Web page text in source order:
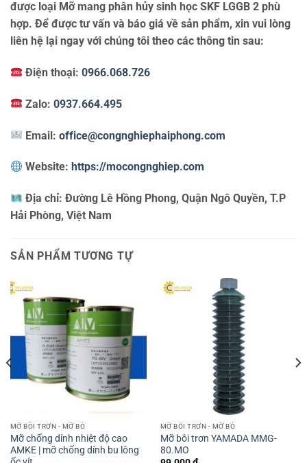
được loại Mỡ mang phân hủy sinh học SKF LGGB 2 phù
hợp. Để được tư vấn và báo giá về sản phẩm, xin vui lòng
liên hệ lại ngay với chúng tôi theo các thông tin sau:
Điện thoại:0966.068.726
Zalo:0937.664.495
Email:office@congnghiephaiphong.com
Website: https://mocongnghiep.com
Địa chỉ:Đường Lê Hồng Phong, Quận Ngô Quyền, T.P
Hải Phòng, Việt Nam
SẢN PHẨM TƯƠNG TỰ
MỠ BÔI TRƠN - MỠ BÒ
Mỡ chống dính nhiệt độ cao
AMKE | mỡ chống dính bu lông
MỠ BÔI TRƠN - MỠ BÒ
Mỡ bôi trơn YAMADA MMG-
80.MO